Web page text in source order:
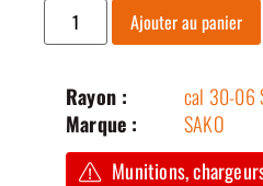
Ajouter au panier
Rayon :
cal 30-06
Marque :
SAKO
Munitions,